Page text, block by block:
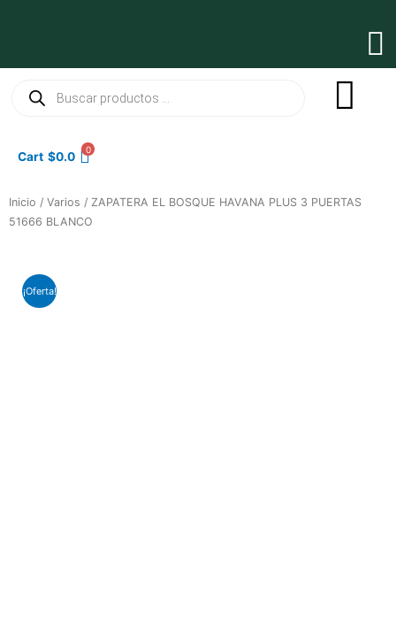
productos
Cart $0.0
0
Inicio / Varios / ZAPATERA EL BOSQUE HAVANA PLUS 3 PUERTAS
51666 BLANCO
¡Oferta!